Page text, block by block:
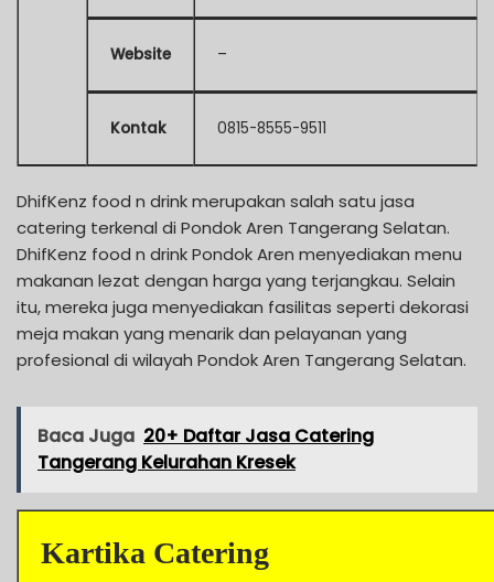
Website –
Kontak 0815-8555-9511
DhifKenz food n drink merupakan salah satu jasa
catering terkenal di Pondok Aren Tangerang Selatan.
DhifKenz food n drink Pondok Aren menyediakan menu
makanan lezat dengan harga yang terjangkau. Selain
itu, mereka juga menyediakan fasilitas seperti dekorasi
meja makan yang menarik dan pelayanan yang
profesional di wilayah Pondok Aren Tangerang Selatan.
Baca Juga 20+ Daftar Jasa Catering
Tangerang Kelurahan Kresek
Kartika Catering